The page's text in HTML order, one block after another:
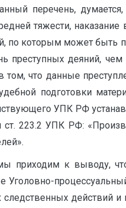
перечень,
тяжести,
по которым может быть
преступных деяний,
том, что данные
подготовки
УПК РФ
223.2 УПК РФ:
к выводу, что
действий